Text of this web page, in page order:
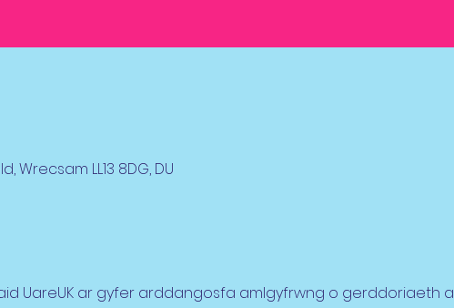
Wrecsam LL13 8DG, DU
UareUK ar gyfer arddangosfa amlgyfrwng o gerddoriaeth a